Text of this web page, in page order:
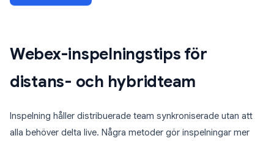
Webex-inspelningstips för
distans- och hybridteam
Inspelning håller distribuerade team synkroniserade utan att
alla behöver delta live. Några metoder gör inspelningar mer